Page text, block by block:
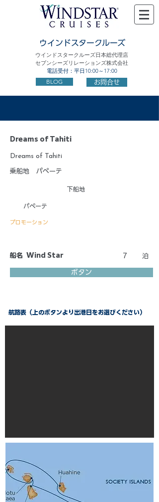
ウインドスタークルーズ
ウインドスタークルーズ日本総代理店
セブンシーズリレーションズ株式会社
電話受付：平日10:00～17:00
BLOG お問合せ
Dreams of Tahiti
Dreams of Tahiti
乗船地 パペーテ
下船地
パペーテ
プロモーション
船名 Wind Star 7 泊
ボタン
航路表（上のボタンより出港日をお選びください）